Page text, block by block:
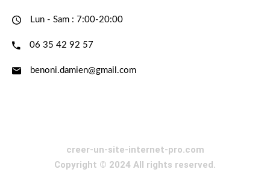
Lun - Sam : 7:00-20:00
06 35 42 92 57
benoni.damien@gmail.com
creer-un-site-internet-pro.com
Copyright © 2024 All rights reserved.